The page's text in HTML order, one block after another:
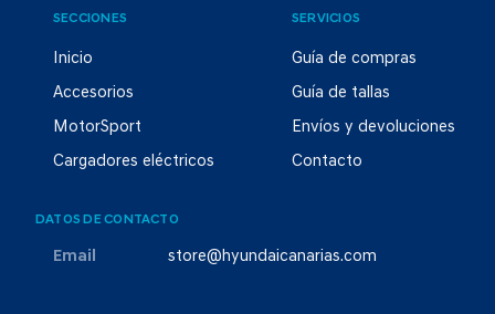
SECCIONES
Inicio
Accesorios
MotorSport
Cargadores eléctricos
SERVICIOS
Guía de compras
Guía de tallas
Envíos y devoluciones
Contacto
DATOS DE CONTACTO
Email store@hyundaicanarias.com